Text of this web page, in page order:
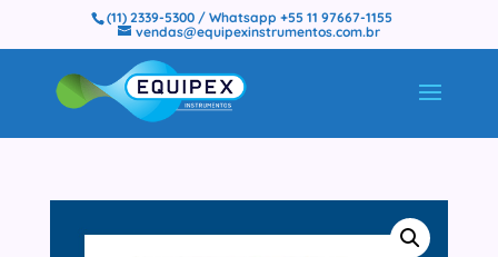
(11) 2339-5300 / Whatsapp +55 11 97667-1155
vendas@equipexinstrumentos.com.br